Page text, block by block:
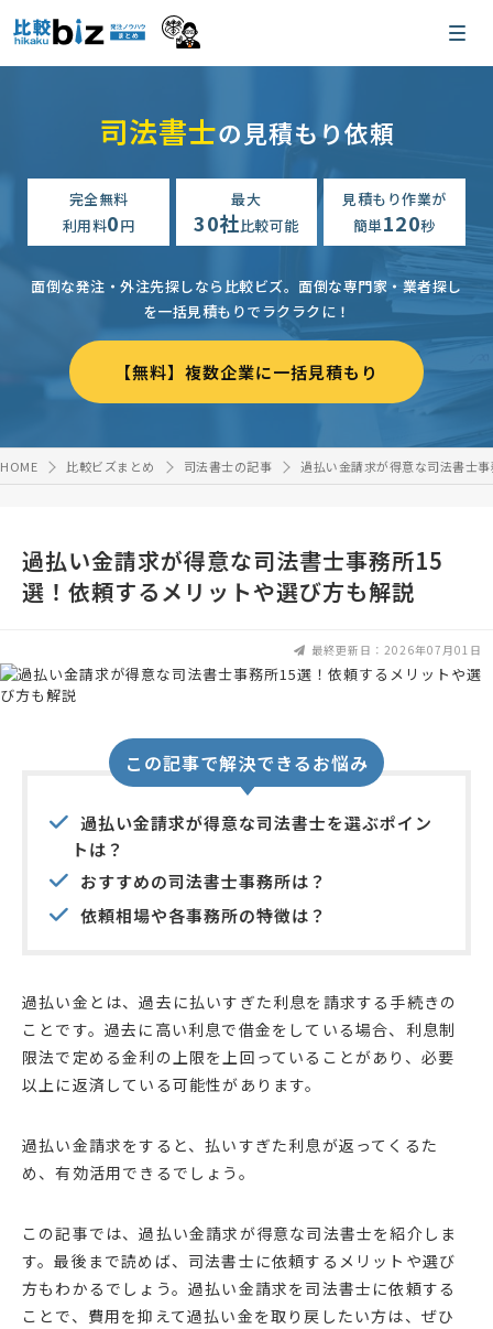
司法書士の見積もり依頼
完全無料
利用料0円
最大
30社比較可能
見積もり作業が
簡単120秒
面倒な発注・外注先探しなら比較ビズ。 面倒な専門家・業者探し
を一括見積もりでラクラクに！
【無料】複数企業に一括見積もり
HOME 比較ビズまとめ 司法書士の記事 過払い金請求が得意な司法書士
過払い金請求が得意な司法書士事務所15
選！依頼するメリットや選び方も解説
最終更新日：2026年07月01日
この記事で解決できるお悩み
過払い金請求が得意な司法書士を選ぶポイン
トは？
おすすめの司法書士事務所は？
依頼相場や各事務所の特徴は？
過払い金とは、過去に払いすぎた利息を請求する手続きの
ことです。過去に高い利息で借金をしている場合、利息制
限法で定める金利の上限を上回っていることがあり、必要
以上に返済している可能性があります。
過払い金請求をすると、払いすぎた利息が返ってくるた
め、有効活用できるでしょう。
この記事では、過払い金請求が得意な司法書士を紹介しま
す。最後まで読めば、司法書士に依頼するメリットや選び
方もわかるでしょう。過払い金請求を司法書士に依頼する
ことで、費用を抑えて過払い金を取り戻したい方は、ぜひ